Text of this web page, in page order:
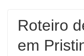
Roteiro
em